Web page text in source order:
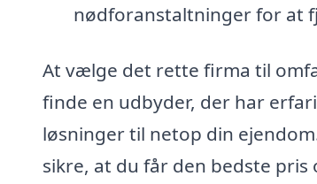
nødforanstaltninger for at
At vælge det rette firma til
finde en udbyder, der har
løsninger til netop din
sikre, at du får den bedste